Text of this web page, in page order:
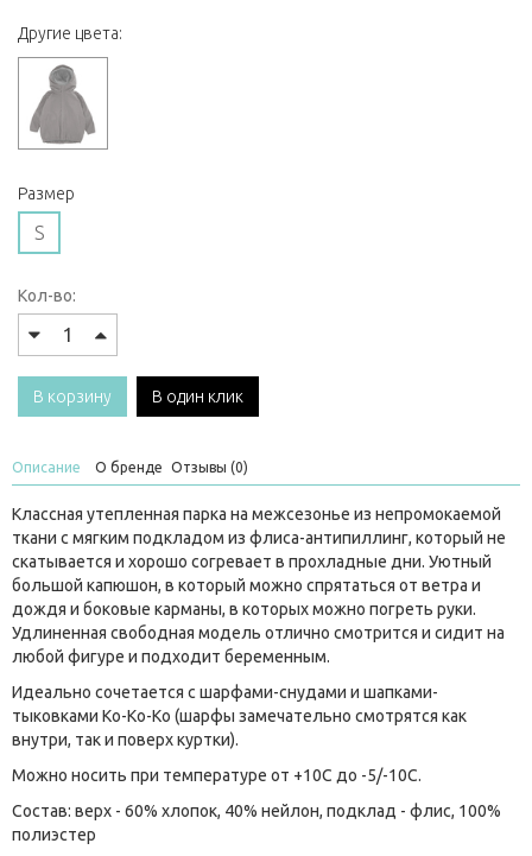
Другие цвета:
Размер
S
Кол-во:
В корзину В один клик
Описание О бренде Отзывы (0)
Классная утепленная парка на межсезонье из непромокаемой
ткани с мягким подкладом из флиса-антипиллинг, который не
скатывается и хорошо согревает в прохладные дни. Уютный
большой капюшон, в который можно спрятаться от ветра и
дождя и боковые карманы, в которых можно погреть руки.
Удлиненная свободная модель отлично смотрится и сидит на
любой фигуре и подходит беременным.
Идеально сочетается с шарфами-снудами и шапками-
тыковками Ko-Ko-Ko (шарфы замечательно смотрятся как
внутри, так и поверх куртки).
Можно носить при температуре от +10C до -5/-10С.
Состав: верх - 60% хлопок, 40% нейлон, подклад - флис, 100%
полиэстер